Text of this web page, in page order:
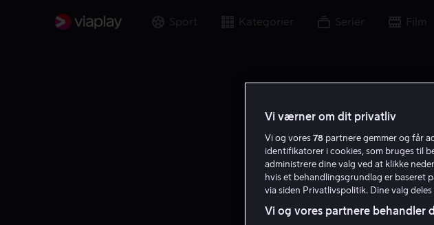
Sport Kategorier Serier Film
Vi værner om dit privatliv
Vi og vores 78 partnere gemmer og får
identifikatorer i cookies, som bruges til
administrere dine valg ved at klikke
hvis et behandlingsgrundlag er baseret
via siden Privatlivspolitik. Dine valg
Vi og vores partnere behandler